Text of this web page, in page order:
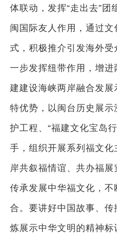
体联动，发挥“走出去”团
闽国际友人作用，通过
式，积极推介引发海外受
一步发挥纽带作用，增
建建设海峡两岸融合发
特优势，以闽台历史展
护工程、“福建文化宝岛
手，组织开展系列福文
岸共叙福情谊、共办福
传承发展中华福文化，
合。要讲好中国故事、
炼展示中华文明的精神